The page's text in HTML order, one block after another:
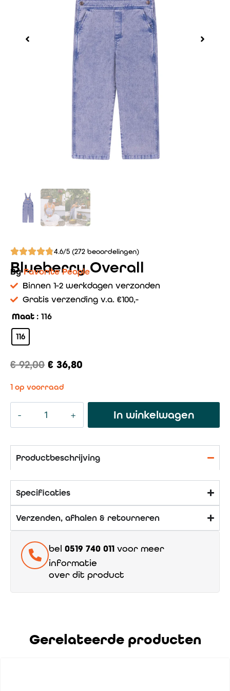
4.6/5 (272 beoordelingen)
Blueberry Overall
ByFavorite People
Binnen 1-2 werkdagen verzonden
Gratis verzending v.a. €100,-
Maat : 116
116
€92,00 € 36,80
1 op voorraad
In winkelwagen
Productbeschrijving
Specificaties
Verzenden, afhalen & retourneren
bel 0519 740 011 voor meer
informatie
over dit product
Gerelateerde producten